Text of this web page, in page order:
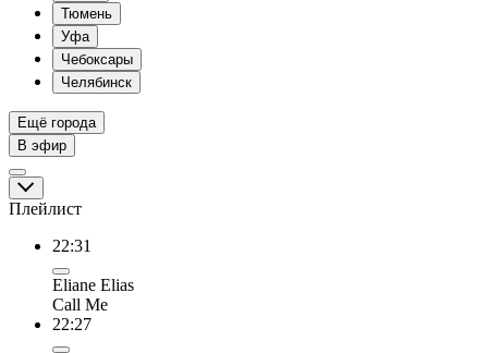
Тюмень
Уфа
Чебоксары
Челябинск
Ещё города
В эфир
Плейлист
22:31
Eliane Elias
Call Me
22:27